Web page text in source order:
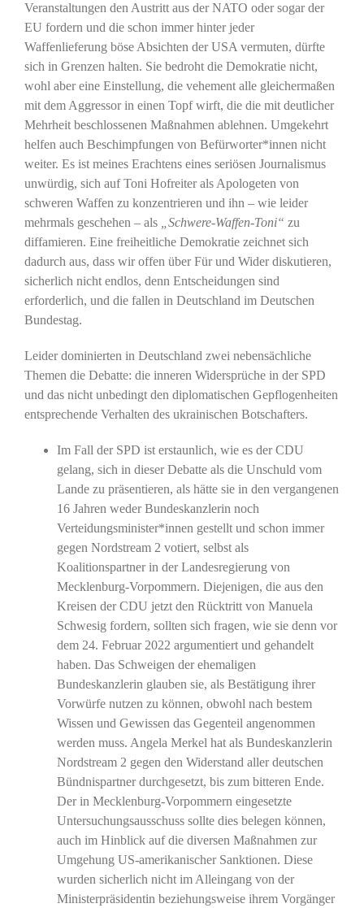
Veranstaltungen den Austritt aus der NATO oder sogar der
EU fordern und die schon immer hinter jeder
Waffenlieferung böse Absichten der USA vermuten, dürfte
sich in Grenzen halten. Sie bedroht die Demokratie nicht,
wohl aber eine Einstellung, die vehement alle gleichermaßen
mit dem Aggressor in einen Topf wirft, die die mit deutlicher
Mehrheit beschlossenen Maßnahmen ablehnen. Umgekehrt
helfen auch Beschimpfungen von Befürworter*innen nicht
weiter. Es ist meines Erachtens eines seriösen Journalismus
unwürdig, sich auf Toni Hofreiter als Apologeten von
schweren Waffen zu konzentrieren und ihn – wie leider
mehrmals geschehen – als „Schwere-Waffen-Toni“ zu
diffamieren. Eine freiheitliche Demokratie zeichnet sich
dadurch aus, dass wir offen über Für und Wider diskutieren,
sicherlich nicht endlos, denn Entscheidungen sind
erforderlich, und die fallen in Deutschland im Deutschen
Bundestag.
Leider dominierten in Deutschland zwei nebensächliche
Themen die Debatte: die inneren Widersprüche in der SPD
und das nicht unbedingt den diplomatischen Gepflogenheiten
entsprechende Verhalten des ukrainischen Botschafters.
Im Fall der SPD ist erstaunlich, wie es der CDU
gelang, sich in dieser Debatte als die Unschuld vom
Lande zu präsentieren, als hätte sie in den vergangenen
16 Jahren weder Bundeskanzlerin noch
Verteidungsminister*innen gestellt und schon immer
gegen Nordstream 2 votiert, selbst als
Koalitionspartner in der Landesregierung von
Mecklenburg-Vorpommern. Diejenigen, die aus den
Kreisen der CDU jetzt den Rücktritt von Manuela
Schwesig fordern, sollten sich fragen, wie sie denn vor
dem 24. Februar 2022 argumentiert und gehandelt
haben. Das Schweigen der ehemaligen
Bundeskanzlerin glauben sie, als Bestätigung ihrer
Vorwürfe nutzen zu können, obwohl nach bestem
Wissen und Gewissen das Gegenteil angenommen
werden muss. Angela Merkel hat als Bundeskanzlerin
Nordstream 2 gegen den Widerstand aller deutschen
Bündnispartner durchgesetzt, bis zum bitteren Ende.
Der in Mecklenburg-Vorpommern eingesetzte
Untersuchungsausschuss sollte dies belegen können,
auch im Hinblick auf die diversen Maßnahmen zur
Umgehung US-amerikanischer Sanktionen. Diese
wurden sicherlich nicht im Alleingang von der
Ministerpräsidentin beziehungsweise ihrem Vorgänger